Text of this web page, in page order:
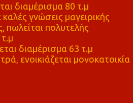
διαμέρισμα 80 τ.μ
γνώσεις μαγειρικής
πολυτελής
διαμέρισμα 63 τ.μ
ενοικιάζεται μονοκατοικία